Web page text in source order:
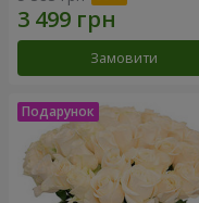
Замовити